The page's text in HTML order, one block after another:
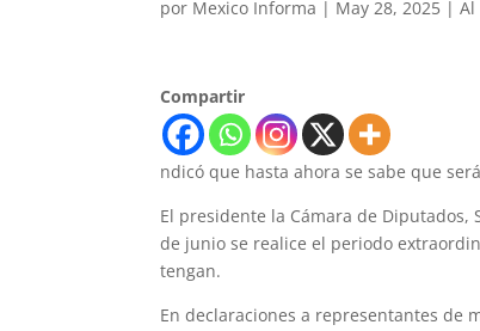
por Mexico Informa | May 28, 2025 |Al
Compartir
ndicó que hasta ahora se sabe que
El presidente la Cámara de
de junio se realice el periodo
tengan.
En declaraciones a representantes de